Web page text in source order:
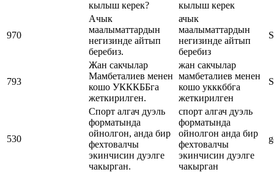
кылыш керек? кылыш керек
970
Ачык
маалыматтардын
негизинде айтып
беребиз.
ачык
маалыматтардын
негизинде айтып
беребиз
793
Жан сакчылар
Мамбеталиев менен
кошо УКККББга
жеткирилген.
жан сакчылар
мамбеталиев менен
кошо укккббга
жеткирилген
530
Спорт алгач дуэль
форматында
ойнолгон, анда бир
фехтовалчы
экинчисин дуэлге
чакырган.
спорт алгач дуэль
форматында
ойнолгон анда бир
фехтовалчы
экинчисин дуэлге
чакырган